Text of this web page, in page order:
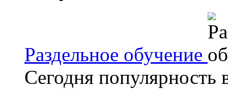
Раздельное обучение
Сегодня популярность